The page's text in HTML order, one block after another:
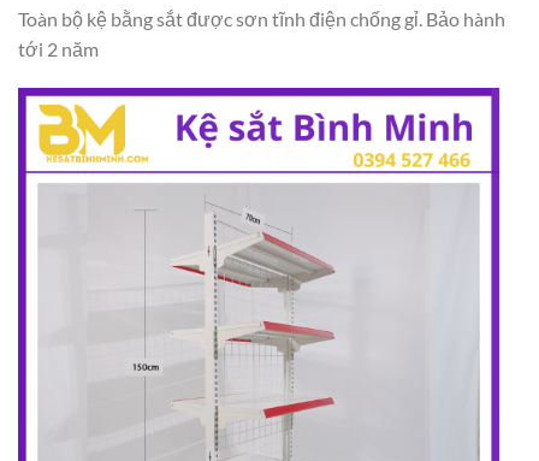
Toàn bộ kệ bằng sắt được sơn tĩnh điện chống gỉ. Bảo hành
tới 2 năm